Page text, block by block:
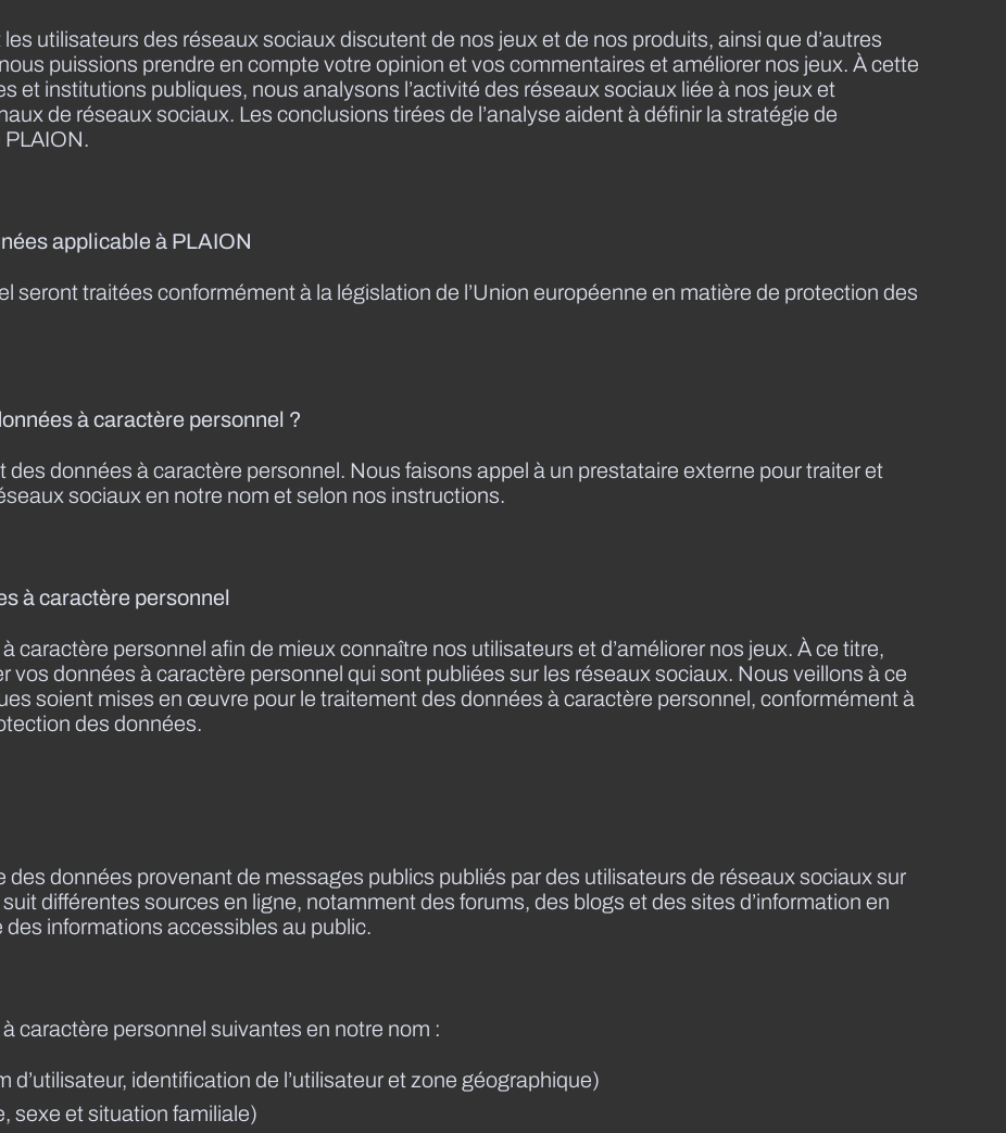
utilisateurs des réseaux sociaux discutent de nos jeux et de nos produits, ainsi que d’autres
puissions prendre en compte votre opinion et vos commentaires et améliorer nos jeux. À cette
et institutions publiques, nous analysons l’activité des réseaux sociaux liée à nos jeux et
de réseaux sociaux. Les conclusions tirées de l’analyse aident à définir la stratégie de
applicable à PLAION
seront traitées conformément à la législation de l’Union européenne en matière de protection des
à caractère personnel ?
données à caractère personnel. Nous faisons appel à un prestataire externe pour traiter et
sociaux en notre nom et selon nos instructions.
à caractère personnel
caractère personnel afin de mieux connaître nos utilisateurs et d’améliorer nos jeux. À ce titre,
vos données à caractère personnel qui sont publiées sur les réseaux sociaux. Nous veillons à ce
soient mises en œuvre pour le traitement des données à caractère personnel, conformément à
des données.
données provenant de messages publics publiés par des utilisateurs de réseaux sociaux sur
différentes sources en ligne, notamment des forums, des blogs et des sites d’information en
informations accessibles au public.
caractère personnel suivantes en notre nom :
d’utilisateur, identification de l’utilisateur et zone géographique)
sexe et situation familiale)